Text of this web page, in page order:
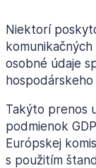
Niektorí
osobné údaje
Takýto prenos
podmienok
Európskej
s použitím